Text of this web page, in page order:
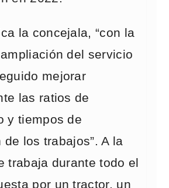
la concejala, “con la
del servicio
mejorar
las ratios de
y tiempos de
los trabajos”. A la
trabaja durante todo el
por un tractor, un